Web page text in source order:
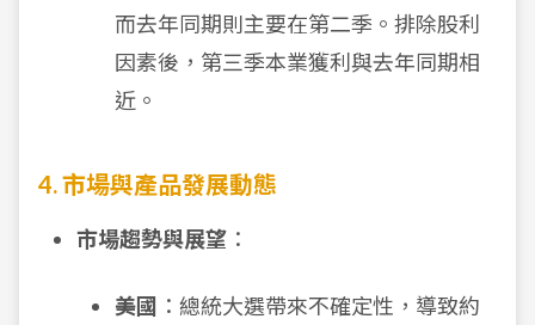
而去年同期則主要在第二季。排除股利
因素後，第三季本業獲利與去年同期相
近。
4. 市場與產品發展動態
市場趨勢與展望 ：
美國 ：總統大選帶來不確定性，導致約